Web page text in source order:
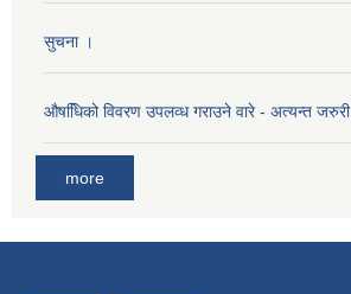
सुचना ।
औषधििको विवरण उपलव्ध गराउने वारे - अत्यन्त जरुरी
more